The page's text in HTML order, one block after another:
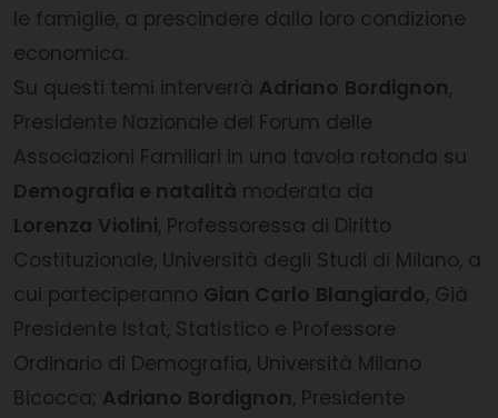
le famiglie, a prescindere dalla loro condizione
economica.
Su questi temi interverrà Adriano Bordignon,
Presidente Nazionale del Forum delle
Associazioni Familiari in una tavola rotonda su
Demografia e natalità moderata da
Lorenza Violini, Professoressa di Diritto
Costituzionale, Università degli Studi di Milano, a
cui parteciperanno Gian Carlo Blangiardo, Già
Presidente Istat, Statistico e Professore
Ordinario di Demografia, Università Milano
Bicocca; Adriano Bordignon, Presidente